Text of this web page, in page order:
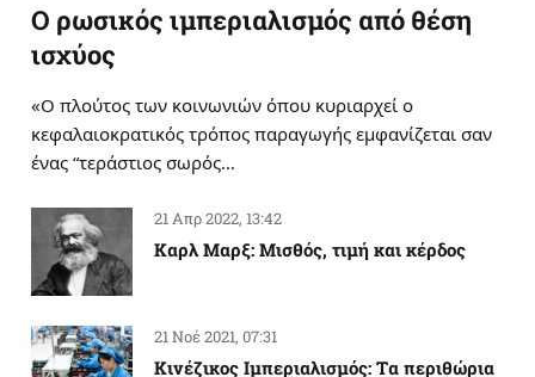
Ο ρωσικός ιμπεριαλισμός από θέση
ισχύος
«Ο πλούτος των κοινωνιών όπου κυριαρχεί ο
κεφαλαιοκρατικός τρόπος παραγωγής εμφανίζεται σαν
ένας “τεράστιος σωρός…
21 Απρ 2022, 13:42
Καρλ Μαρξ: Μισθός, τιμή και κέρδος
21 Νοέ 2021, 07:31
Κινέζικος Ιμπεριαλισμός: Tα περιθώρια